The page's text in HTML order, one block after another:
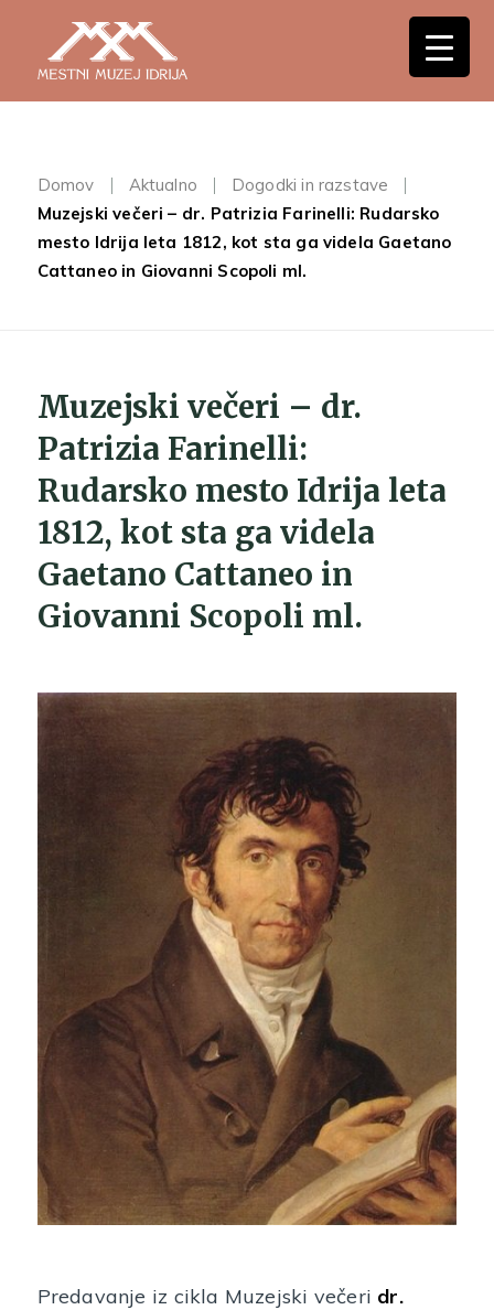
Domov Aktualno
Dogodki in razstave
Muzejski večeri – dr. Patrizia Farinelli: Rudarsko
mesto Idrija leta 1812, kot sta ga videla Gaetano
Cattaneo in Giovanni Scopoli ml.
Muzejski večeri – dr.
Patrizia Farinelli:
Rudarsko mesto Idrija leta
1812, kot sta ga videla
Gaetano Cattaneo in
Giovanni Scopoli ml.
Predavanje iz cikla Muzejski večeri dr.